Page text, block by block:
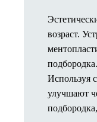
Как
Анестезия
возраст.
подбородка.
Используя
улучшают